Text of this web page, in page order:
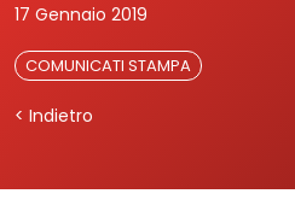
17 Gennaio 2019
COMUNICATI STAMPA
< Indietro